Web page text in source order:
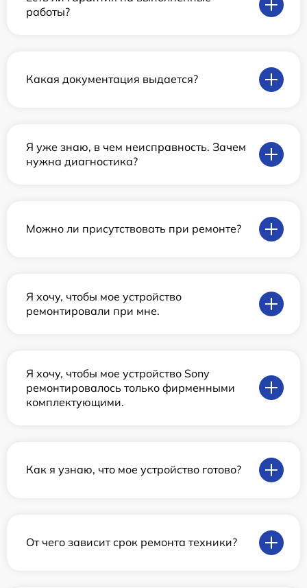
работы?
Какая документация выдается?
Я уже знаю, в чем неисправность. Зачем
нужна диагностика?
Можно ли присутствовать при ремонте?
Я хочу, чтобы мое устройство
ремонтировали при мне.
Я хочу, чтобы мое устройство Sony
ремонтировалось только фирменными
комплектующими.
Как я узнаю, что мое устройство готово?
От чего зависит срок ремонта техники?